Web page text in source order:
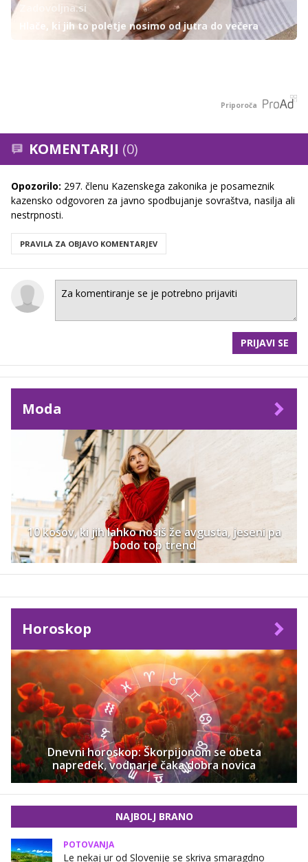
Zadovoljna.si
Hlače, ki jih to poletje nosimo od jutra do večera
Priporoča
KOMENTARJI (0)
Opozorilo: 297. členu Kazenskega zakonika je posameznik
kazensko odgovoren za javno spodbujanje sovraštva, nasilja ali
nestrpnosti.
PRAVILA ZA OBJAVO KOMENTARJEV
PRIJAVI SE
Moda
10 kosov, ki jih lahko nosiš že avgusta, jeseni pa
bodo top trend
Horoskop
Dnevni horoskop: Škorpijonom se obeta
napredek, vodnarje čaka dobra novica
NAJBOLJ BRANO
POTOVANJA
Le nekaj ur od Slovenije se skriva smaragdno